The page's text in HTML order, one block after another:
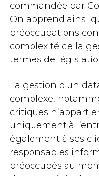
commandée par
On apprend ainsi
préoccupations
complexité de la
termes de
La gestion d’un
complexe,
critiques
uniquement à
également à ses
responsables
préoccupés au